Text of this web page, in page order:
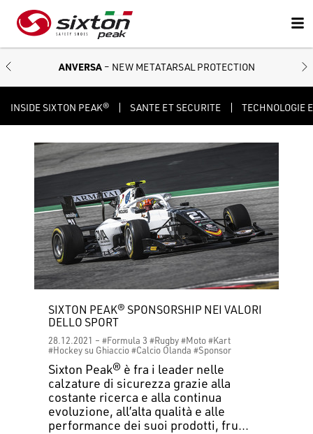
ANVERSA – NEW METATARSAL PROTECTION
INSIDE SIXTON PEAK® SANTE ET SECURITE TECHNOLOGIE
SIXTON PEAK® SPONSORSHIP NEI VALORI
DELLO SPORT
28.12.2021 – #Formula 3 #Rugby#Moto#Kart
#Hockey su Ghiaccio#Calcio Olanda #Sponsor
Sixton Peak® è fra i leader nelle
calzature di sicurezza grazie alla
costante ricerca e alla continua
evoluzione, all’alta qualità e alle
performance dei suoi prodotti, fru...